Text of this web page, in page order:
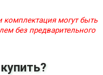
комплектация могут быть
без предварительного